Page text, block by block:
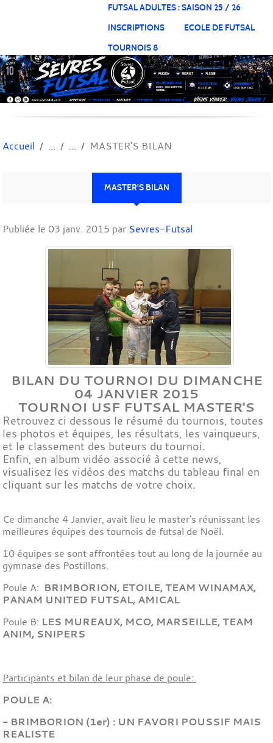
FUTSAL ADULTES : SAISON 25 / 26
INSCRIPTIONS
ECOLE DE FUTSAL
TOURNOIS 8
Accueil MASTER'S BILAN
MASTER'S BILAN
Publiée le 03 janv. 2015 par Sevres-Futsal
BILAN DU TOURNOI DU DIMANCHE
04 JANVIER 2015
TOURNOI USF FUTSAL MASTER'S
Retrouvez ci dessous le résumé du tournois, toutes
les photos et équipes, les résultats, les vainqueurs,
et le classement des buteurs du tournoi.
Enfin, en album vidéo associé à cette news,
visualisez les vidéos des matchs du tableau final en
cliquant sur les matchs de votre choix.
Ce dimanche 4 Janvier, avait lieu le master's réunissant les
meilleures équipes des tournois de futsal de Noël.
10 équipes se sont affrontées tout au long de la journée au
gymnase des Postillons.
Poule A: BRIMBORION, ETOILE, TEAM WINAMAX,
PANAM UNITED FUTSAL, AMICAL
Poule B: LES MUREAUX, MCO, MARSEILLE, TEAM
ANIM, SNIPERS
Participants et bilan de leur phase de poule:
POULE A:
- BRIMBORION (1er) : UN FAVORI POUSSIF MAIS
REALISTE
Panneau de gestion des cookies